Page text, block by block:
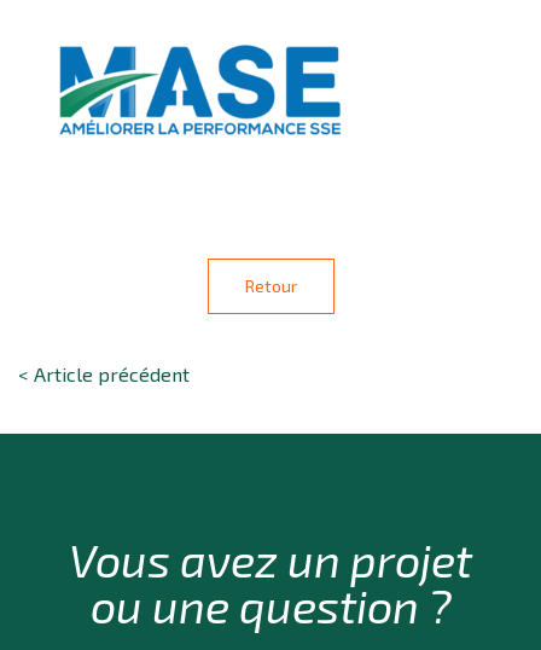
Retour
< Article précédent
Vous avez un projet
ou une question ?